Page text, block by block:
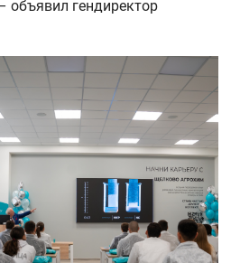
объявил гендиректор